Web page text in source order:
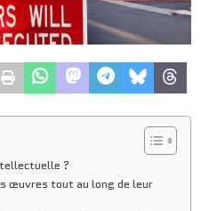
?
œuvres tout au long de leur